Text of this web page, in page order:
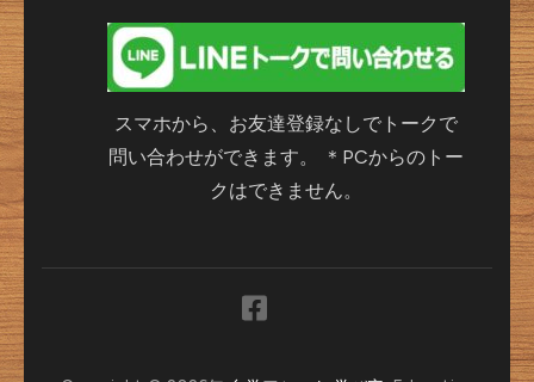
スマホから、お友達登録なしでトークで
問い合わせができます。 ＊PCからのトー
クはできません。